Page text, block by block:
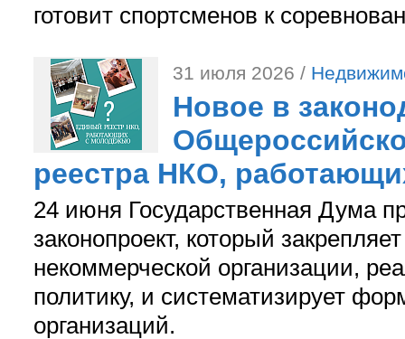
готовит спортсменов к
31 июля 2026 /
Новое в
реестра НКО,
24 июня Государственная Дума
законопроект, который
некоммерческой организации,
политику, и систематизирует
организаций.